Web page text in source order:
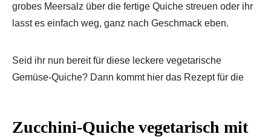
grobes Meersalz über die fertige Quiche streuen oder ihr
lasst es einfach weg, ganz nach Geschmack eben.
Seid ihr nun bereit für diese leckere vegetarische
Gemüse-Quiche? Dann kommt hier das Rezept für die
Zucchini-Quiche vegetarisch mit